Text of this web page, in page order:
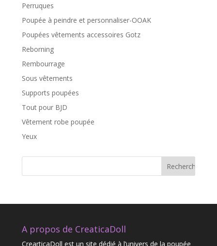
Perruques
Poupée à peindre et personnaliser-OOAK
Poupées vêtements accessoires Gotz
Reborning
Rembourrage
Sous vêtements
Supports poupées
Tout pour BJD
Vêtement robe poupée
Yeux
A propos de CreaticaDoll
CrearticaDoll est un site dédié à l’univers de la poupée